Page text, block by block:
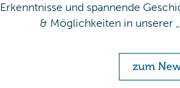
Erkenntnisse und spannende
& Möglichkeiten in unserer
zum